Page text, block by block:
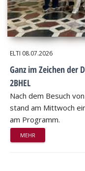
ELTI 08.07.2026
Ganz im Zeichen der
2BHEL
Nach dem Besuch
stand am Mittwoch
am Programm.
MEHR